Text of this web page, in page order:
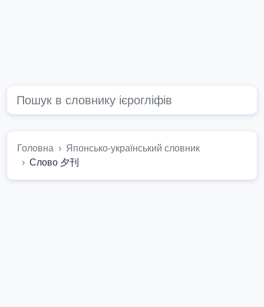
Головна
Японсько-український словник
Слово 夕刊